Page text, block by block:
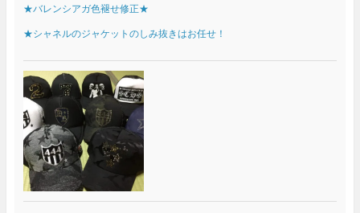
★バレンシアガ色褪せ修正★
★シャネルのジャケットのしみ抜きはお任せ！